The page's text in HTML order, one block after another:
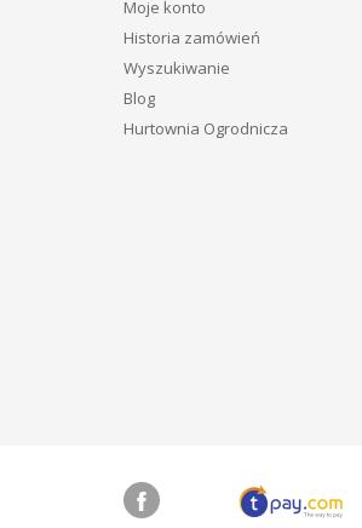
Moje konto
Historia zamówień
Wyszukiwanie
Blog
Hurtownia Ogrodnicza